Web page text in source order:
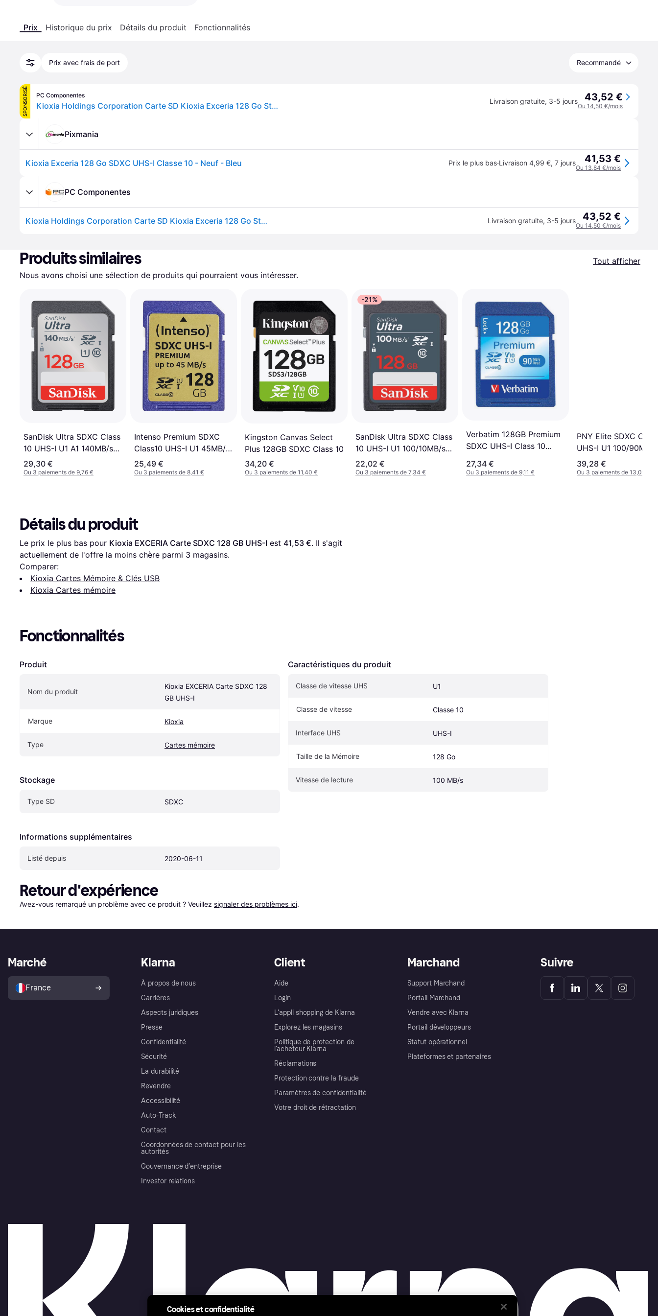
Prix Historique du prix Détails du produit Fonctionnalités
Prix avec frais de port Recommandé
SPONSORISÉ PC Componentes
Kioxia Holdings Corporation Carte SD Kioxia Exceria 128 Go Stockage et transfert de données fiables et rapides. Vitesse de lecture de 100 Mbs et vitesse d'écriture de 90 Mbs. Résistant aux conditions extrêmes. Compatible avec tous Livraison gratuite, 3-5 jours 43,52 €
Ou 14,50 €/mois
Pixmania
Kioxia Exceria 128 Go SDXC UHS-I Classe 10 - Neuf - Bleu Prix le plus bas·Livraison 4,99 €, 7 jours 41,53 €
Ou 13,84 €/mois
PC Componentes
Kioxia Holdings Corporation Carte SD Kioxia Exceria 128 Go Stockage et transfert de données fiables et rapides. Vitesse de lecture de 100 Mbs et vitesse d'écriture de 90 Mbs. Résistant aux conditions extrêmes. Compatible avec tous Livraison gratuite, 3-5 jours 43,52 €
Ou 14,50 €/mois
Produits similaires
Tout afficher
Nous avons choisi une sélection de produits qui pourraient vous intéresser.
SanDisk Ultra SDXC Class
10 UHS-I U1 A1 140MB/s
128GB
29,30 €
Ou 3 paiements de 9,76 €
Intenso Premium SDXC
Class10 UHS-I U1 45MB/s
128GB
25,49 €
Ou 3 paiements de 8,41 €
Kingston Canvas Select
Plus 128GB SDXC Class 10
34,20 €
Ou 3 paiements de 11,40 €
-21%
SanDisk Ultra SDXC Class
10 UHS-I U1 100/10MB/s
128GB
22,02 €
Ou 3 paiements de 7,34 €
Verbatim 128GB Premium
SDXC UHS-I Class 10
27,34 €
Ou 3 paiements de 9,11 €
PNY Elite SDXC
UHS-I U1 100/90MB/s
128GB
39,28 €
Ou 3 paiements de 13,09 €
Détails du produit
Le prix le plus bas pour Kioxia EXCERIA Carte SDXC 128 GB UHS-I est 41,53 €. Il s'agit
actuellement de l'offre la moins chère parmi 3 magasins.
Comparer:
Kioxia Cartes Mémoire & Clés USB
Kioxia Cartes mémoire
Fonctionnalités
Produit
Nom du produit
Kioxia EXCERIA Carte SDXC 128
GB UHS-I
Marque Kioxia
Type Cartes mémoire
Stockage
Type SD SDXC
Informations supplémentaires
Listé depuis 2020-06-11
Caractéristiques du produit
Classe de vitesse UHS U1
Classe de vitesse Classe 10
Interface UHS UHS-I
Taille de la Mémoire 128 Go
Vitesse de lecture 100 MB/s
Retour d'expérience
Avez-vous remarqué un problème avec ce produit ? Veuillez signaler des problèmes ici.
Klarna
À propos de nous
Carrières
Aspects juridiques
Presse
Confidentialité
Sécurité
La durabilité
Revendre
Accessibilité
Auto-Track
Contact
Coordonnées de contact pour les
autorités
Gouvernance d’entreprise
Investor relations
Client
Aide
Login
L'appli shopping de Klarna
Explorez les magasins
Politique de protection de
l’acheteur Klarna
Réclamations
Protection contre la fraude
Paramètres de confidentialité
Votre droit de rétractation
Marchand
Support Marchand
Portail Marchand
Vendre avec Klarna
Portail développeurs
Statut opérationnel
Plateformes et partenaires
Marché
France
Suivre
Cookies et confidentialité